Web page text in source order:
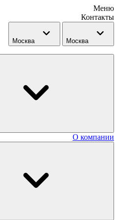
Меню
Контакты
Москва Москва
О компании